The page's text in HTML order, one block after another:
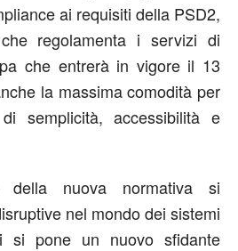
ai requisiti della PSD2,
regolamenta i servizi di
che entrerà in vigore il 13
la massima comodità per
semplicità, accessibilità e
della nuova normativa si
nel mondo dei sistemi
si pone un nuovo sfidante